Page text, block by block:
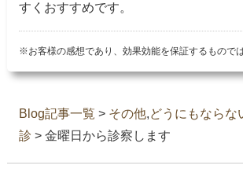
すくおすすめです。
※お客様の感想であり、効果効能を保証するもので
Blog記事一覧 > その他,どうにもならな
診 > 金曜日から診察します